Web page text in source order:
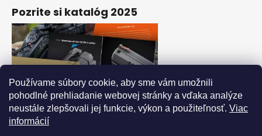
Používame súbory cookie, aby sme vám umožnili
pohodlné prehliadanie webovej stránky a vďaka analýze
neustále zlepšovali jej funkcie, výkon a použiteľnosť. Viac
informácií
Pozrite si katalóg 2025